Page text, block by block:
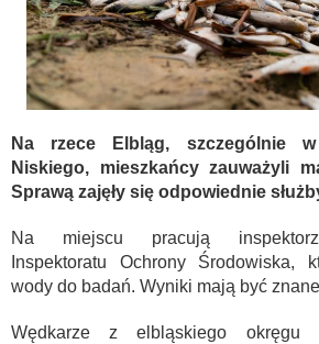
Na rzece Elbląg, szczególnie
Niskiego, mieszkańcy zauważyli
Sprawą zajęły się odpowiednie
Na miejscu pracują
Inspektoratu Ochrony Środowiska,
wody do badań. Wyniki mają być
Wędkarze z elbląskiego okręgu